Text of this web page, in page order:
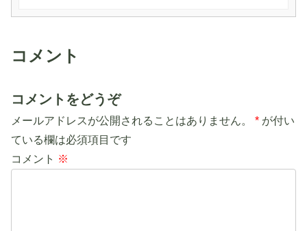
コメント
コメントをどうぞ
メールアドレスが公開されることはありません。 * が付い
ている欄は必須項目です
コメント ※